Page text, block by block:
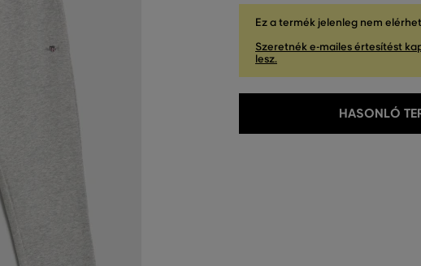
Ez a termék jelenleg nem
Szeretnék e-mailes értesítést
lesz.
HASONLÓ